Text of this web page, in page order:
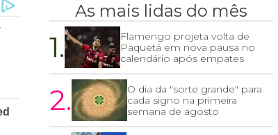
As mais lidas do mês
1.
Flamengo projeta volta de
Paquetá em nova pausa no
calendário após empates
2.
O dia da "sorte grande" para
cada signo na primeira
semana de agosto